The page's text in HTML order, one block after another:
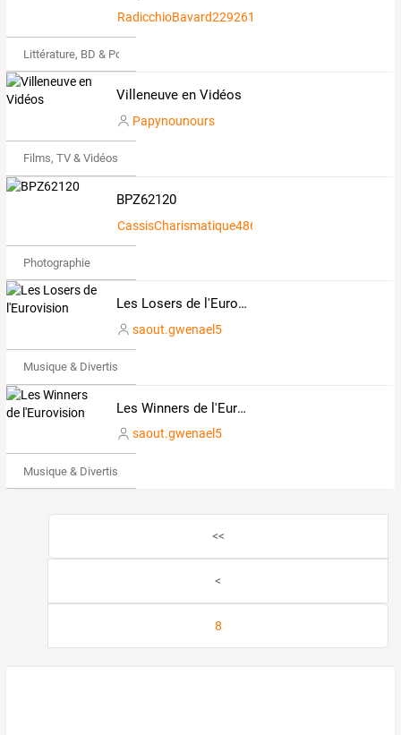
RadicchioBavard2292611
Littérature, BD & Poésie
Villeneuve en Vidéos
Papynounours
Films, TV & Vidéos
BPZ62120
CassisCharismatique4864036
Photographie
Les Losers de l'Eurovision
saout.gwenael5
Musique & Divertissements
Les Winners de l'Eurovision
saout.gwenael5
Musique & Divertissements
<<
<
8